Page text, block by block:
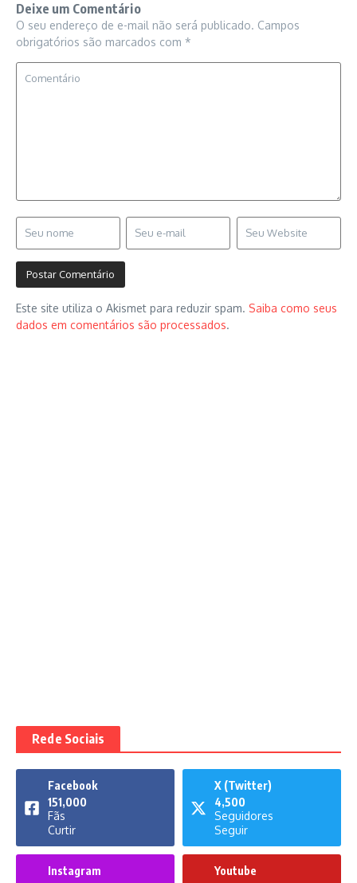
Deixe um Comentário
O seu endereço de e-mail não será publicado. Campos
obrigatórios são marcados com *
Este site utiliza o Akismet para reduzir spam. Saiba como seus
dados em comentários são processados.
Rede Sociais
Facebook
151,000
Fãs
Curtir
X (Twitter)
4,500
Seguidores
Seguir
Instagram
Youtube